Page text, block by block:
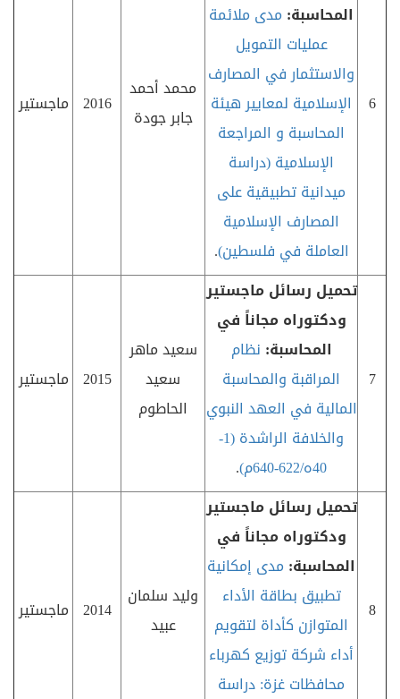
6
المحاسبة: مدى ملائمة
عمليات التمويل
والاستثمار في المصارف
الإسلامية لمعايير هيئة
المحاسبة و المراجعة
الإسلامية (دراسة
ميدانية تطبيقية على
المصارف الإسلامية
العاملة في فلسطين).
محمد أحمد
جابر جودة
2016 ماجستير
7
تحميل رسائل ماجستير
ودكتوراه مجاناً في
المحاسبة: نظام
المراقبة والمحاسبة
المالية في العهد النبوي
والخلافة الراشدة (1-
40ه/622-640م)
.
سعيد ماهر
سعيد
الحاطوم
2015 ماجستير
8
تحميل رسائل ماجستير
ودكتوراه مجاناً في
المحاسبة: مدى إمكانية
تطبيق بطاقة الأداء
المتوازن كأداة لتقويم
أداء شركة توزيع كهرباء
محافظات غزة: دراسة
وليد سلمان
عبيد
2014 ماجستير